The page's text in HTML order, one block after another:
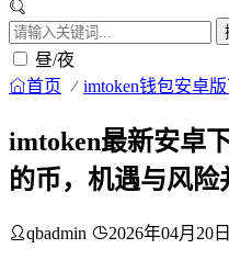
昼/夜
首页 imtoken钱包安卓
imtoken最新安卓
的币，机遇与风险
qbadmin 2026年04月20